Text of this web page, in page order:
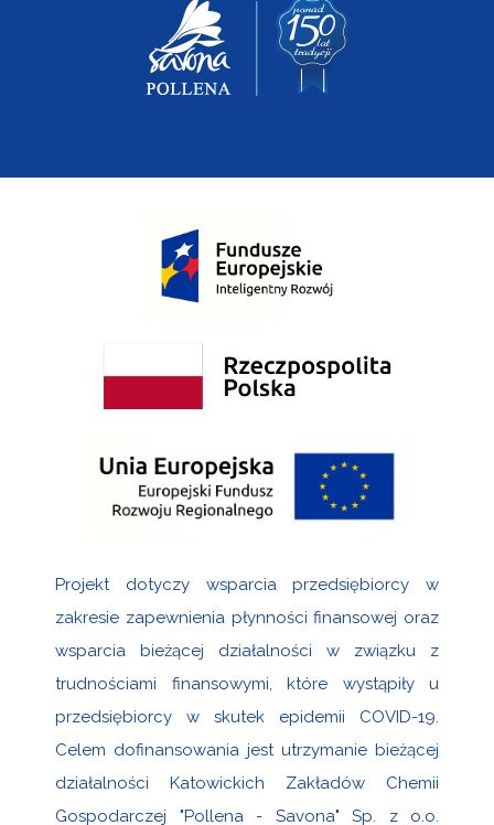
Projekt dotyczy wsparcia przedsiębiorcy w
zakresie zapewnienia płynności finansowej oraz
wsparcia bieżącej działalności w związku z
trudnościami finansowymi, które wystąpiły u
przedsiębiorcy w skutek epidemii COVID-19.
Celem dofinansowania jest utrzymanie bieżącej
działalności Katowickich Zakładów Chemii
Gospodarczej "Pollena - Savona" Sp. z o.o.